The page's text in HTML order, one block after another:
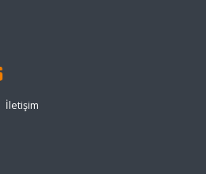
İletişim